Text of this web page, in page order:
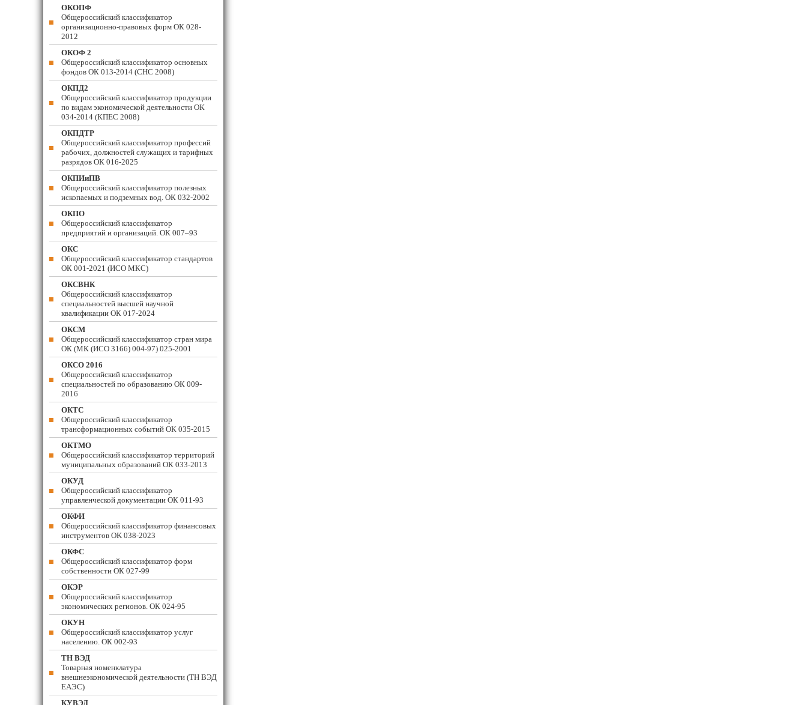
ОКОПФ
Общероссийский классификатор
организационно-правовых форм ОК 028-
2012
ОКОФ 2
Общероссийский классификатор основных
фондов ОК 013-2014 (СНС 2008)
ОКПД2
Общероссийский классификатор продукции
по видам экономической деятельности ОК
034-2014 (КПЕС 2008)
ОКПДТР
Общероссийский классификатор профессий
рабочих, должностей служащих и тарифных
разрядов ОК 016-2025
ОКПИиПВ
Общероссийский классификатор полезных
ископаемых и подземных вод. ОК 032-2002
ОКПО
Общероссийский классификатор
предприятий и организаций. ОК 007–93
ОКС
Общероссийский классификатор стандартов
ОК 001-2021 (ИСО МКС)
ОКСВНК
Общероссийский классификатор
специальностей высшей научной
квалификации ОК 017-2024
ОКСМ
Общероссийский классификатор стран мира
ОК (МК (ИСО 3166) 004-97) 025-2001
ОКСО 2016
Общероссийский классификатор
специальностей по образованию ОК 009-
2016
ОКТС
Общероссийский классификатор
трансформационных событий ОК 035-2015
ОКТМО
Общероссийский классификатор территорий
муниципальных образований ОК 033-2013
ОКУД
Общероссийский классификатор
управленческой документации ОК 011-93
ОКФИ
Общероссийский классификатор финансовых
инструментов OK 038-2023
ОКФС
Общероссийский классификатор форм
собственности ОК 027-99
ОКЭР
Общероссийский классификатор
экономических регионов. ОК 024-95
ОКУН
Общероссийский классификатор услуг
населению. ОК 002-93
ТН ВЭД
Товарная номенклатура
внешнеэкономической деятельности (ТН ВЭД
ЕАЭС)
КУВЭД